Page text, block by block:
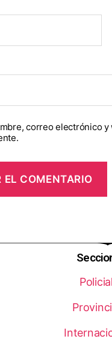
correo electrónico